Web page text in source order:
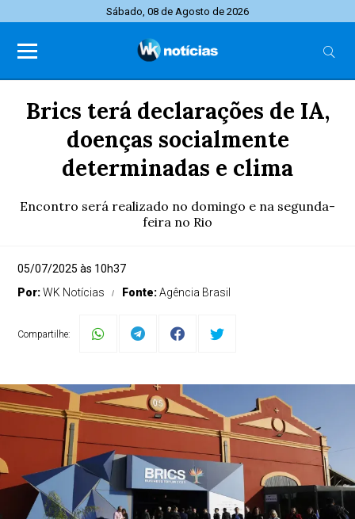
Sábado, 08 de Agosto de 2026
Brics terá declarações de IA,
doenças socialmente
determinadas e clima
Encontro será realizado no domingo e na segunda-
feira no Rio
05/07/2025 às 10h37
Por:WK Notícias Fonte:Agência Brasil
Compartilhe: